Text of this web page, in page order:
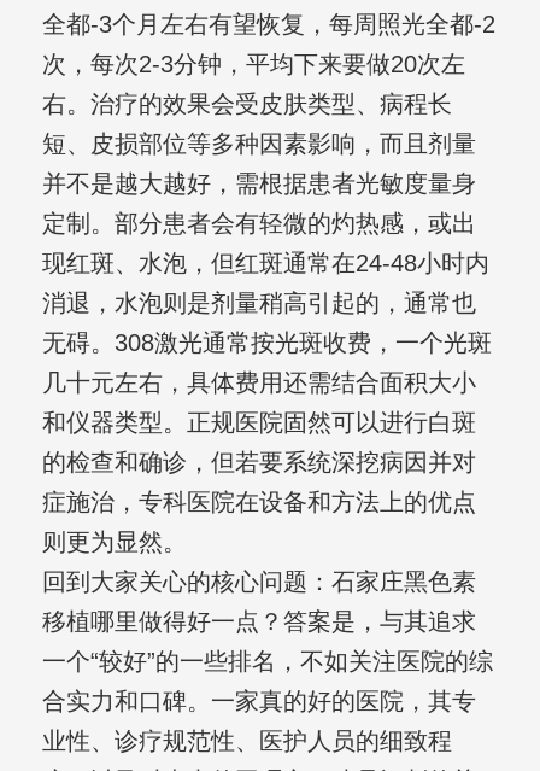
全都-3个月左右有望恢复，每周照光全都-2
次，每次2-3分钟，平均下来要做20次左
右。治疗的效果会受皮肤类型、病程长
短、皮损部位等多种因素影响，而且剂量
并不是越大越好，需根据患者光敏度量身
定制。部分患者会有轻微的灼热感，或出
现红斑、水泡，但红斑通常在24-48小时内
消退，水泡则是剂量稍高引起的，通常也
无碍。308激光通常按光斑收费，一个光斑
几十元左右，具体费用还需结合面积大小
和仪器类型。正规医院固然可以进行白斑
的检查和确诊，但若要系统深挖病因并对
症施治，专科医院在设备和方法上的优点
则更为显然。
回到大家关心的核心问题：石家庄黑色素
移植哪里做得好一点？答案是，与其追求
一个“较好”的一些排名，不如关注医院的综
合实力和口碑。一家真的好的医院，其专
业性、诊疗规范性、医护人员的细致程